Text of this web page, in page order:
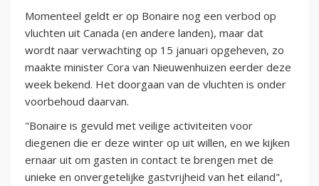
Momenteel geldt er op Bonaire nog een verbod op
vluchten uit Canada (en andere landen), maar dat
wordt naar verwachting op 15 januari opgeheven, zo
maakte minister Cora van Nieuwenhuizen eerder deze
week bekend. Het doorgaan van de vluchten is onder
voorbehoud daarvan.
"Bonaire is gevuld met veilige activiteiten voor
diegenen die er deze winter op uit willen, en we kijken
ernaar uit om gasten in contact te brengen met de
unieke en onvergetelijke gastvrijheid van het eiland",